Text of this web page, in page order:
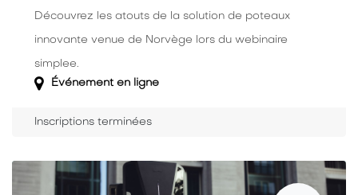
Découvrez les atouts de la solution de poteaux
innovante venue de Norvège lors du webinaire
simplee.
Événement en ligne
Inscriptions terminées